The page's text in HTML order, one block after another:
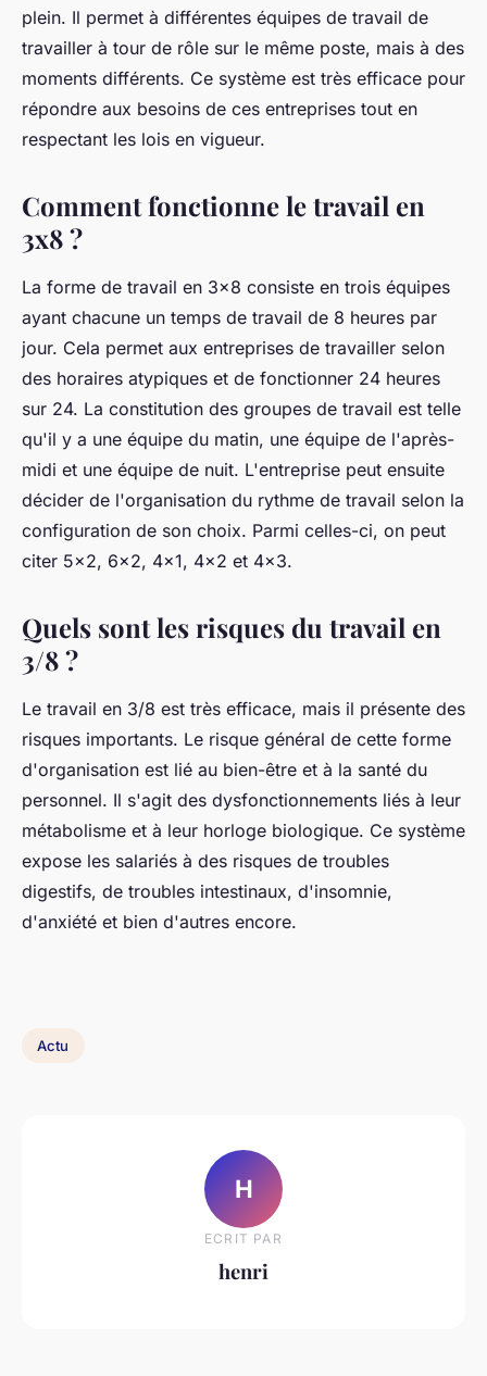
plein. Il permet à différentes équipes de travail de
travailler à tour de rôle sur le même poste, mais à des
moments différents. Ce système est très efficace pour
répondre aux besoins de ces entreprises tout en
respectant les lois en vigueur.
Comment fonctionne le travail en
3x8 ?
La forme de travail en 3x8 consiste en trois équipes
ayant chacune un temps de travail de 8 heures par
jour. Cela permet aux entreprises de travailler selon
des horaires atypiques et de fonctionner 24 heures
sur 24. La constitution des groupes de travail est telle
qu'il y a une équipe du matin, une équipe de l'après-
midi et une équipe de nuit. L'entreprise peut ensuite
décider de l'organisation du rythme de travail selon la
configuration de son choix. Parmi celles-ci, on peut
citer 5x2, 6x2, 4x1, 4x2 et 4x3.
Quels sont les risques du travail en
3/8 ?
Le travail en 3/8 est très efficace, mais il présente des
risques importants. Le risque général de cette forme
d'organisation est lié au bien-être et à la santé du
personnel. Il s'agit des dysfonctionnements liés à leur
métabolisme et à leur horloge biologique. Ce système
expose les salariés à des risques de troubles
digestifs, de troubles intestinaux, d'insomnie,
d'anxiété et bien d'autres encore.
Actu
H
ECRIT PAR
henri